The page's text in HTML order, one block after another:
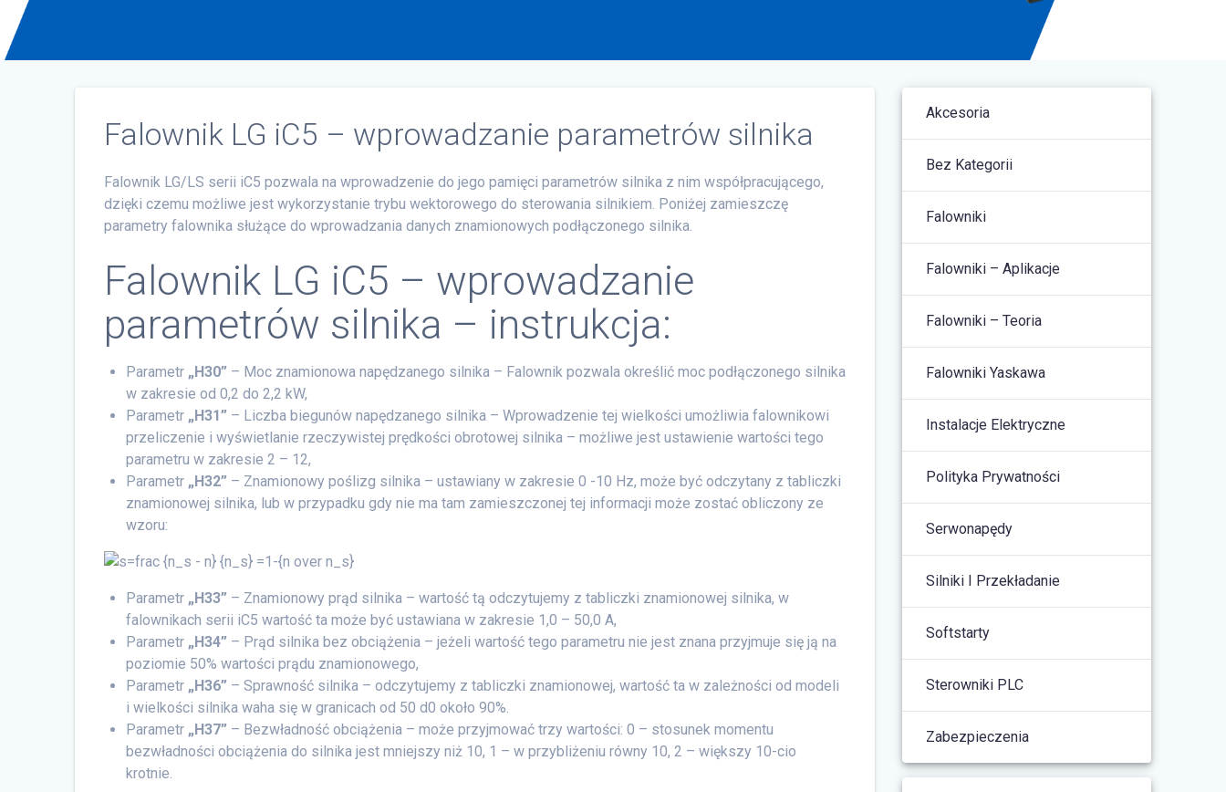
Falownik LG iC5 – wprowadzanie parametrów silnika
Falownik LG/LS serii iC5 pozwala na wprowadzenie do jego pamięci parametrów silnika z nim współpracującego,
dzięki czemu możliwe jest wykorzystanie trybu wektorowego do sterowania silnikiem. Poniżej zamieszczę
parametry falownika służące do wprowadzania danych znamionowych podłączonego silnika.
Falownik LG iC5 – wprowadzanie
parametrów silnika – instrukcja:
Parametr „H30” – Moc znamionowa napędzanego silnika – Falownik pozwala określić moc podłączonego silnika
w zakresie od 0,2 do 2,2 kW,
Parametr „H31” – Liczba biegunów napędzanego silnika – Wprowadzenie tej wielkości umożliwia falownikowi
przeliczenie i wyświetlanie rzeczywistej prędkości obrotowej silnika – możliwe jest ustawienie wartości tego
parametru w zakresie 2 – 12,
Parametr „H32” – Znamionowy poślizg silnika – ustawiany w zakresie 0 -10 Hz, może być odczytany z tabliczki
znamionowej silnika, lub w przypadku gdy nie ma tam zamieszczonej tej informacji może zostać obliczony ze
wzoru:
Parametr „H33” – Znamionowy prąd silnika – wartość tą odczytujemy z tabliczki znamionowej silnika, w
falownikach serii iC5 wartość ta może być ustawiana w zakresie 1,0 – 50,0 A,
Parametr „H34” – Prąd silnika bez obciążenia – jeżeli wartość tego parametru nie jest znana przyjmuje się ją na
poziomie 50% wartości prądu znamionowego,
Parametr „H36” – Sprawność silnika – odczytujemy z tabliczki znamionowej, wartość ta w zależności od modeli
i wielkości silnika waha się w granicach od 50 d0 około 90%.
Parametr „H37” – Bezwładność obciążenia – może przyjmować trzy wartości: 0 – stosunek momentu
bezwładności obciążenia do silnika jest mniejszy niż 10, 1 – w przybliżeniu równy 10, 2 – większy 10-cio
krotnie.
Akcesoria
Bez Kategorii
Falowniki
Falowniki – Aplikacje
Falowniki – Teoria
Falowniki Yaskawa
Instalacje Elektryczne
Polityka Prywatności
Serwonapędy
Silniki I Przekładanie
Softstarty
Sterowniki PLC
Zabezpieczenia